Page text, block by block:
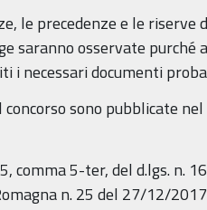
le precedenze e le
saranno osservate purché
i necessari documenti
concorso sono pubblicate
comma 5-ter, del d.lgs. n.
n. 25 del 27/12/